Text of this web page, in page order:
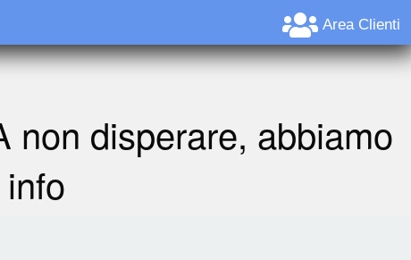
Area Clienti
non disperare, abbiamo